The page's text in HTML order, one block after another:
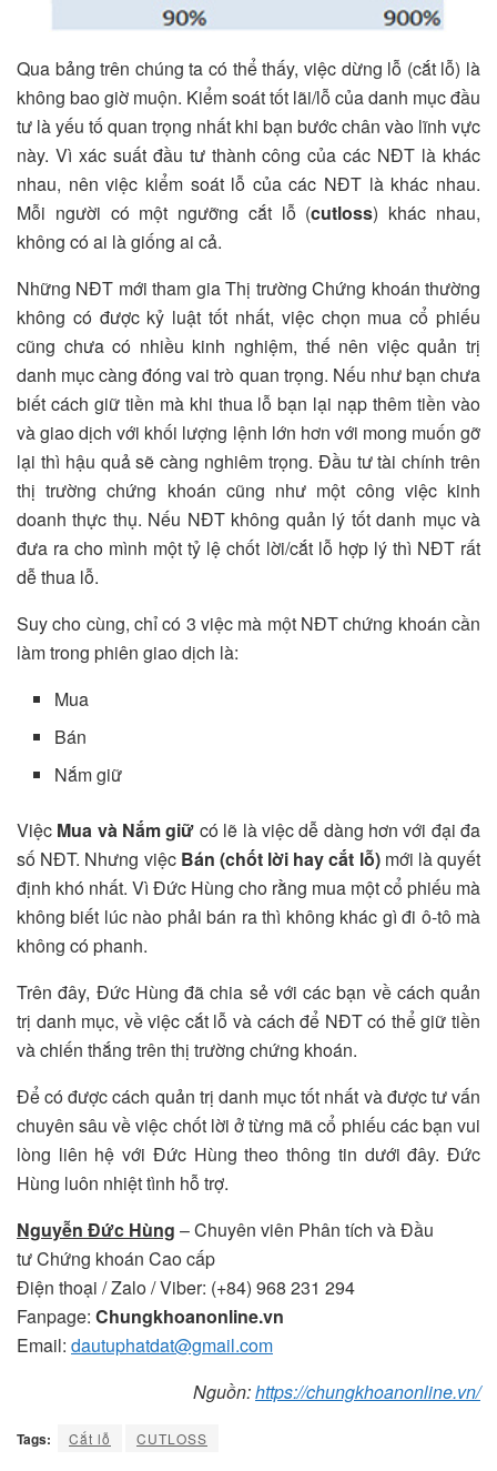
Qua bảng trên chúng ta có thể thấy, việc dừng lỗ (cắt lỗ) là
không bao giờ muộn. Kiểm soát tốt lãi/lỗ của danh mục đầu
tư là yếu tố quan trọng nhất khi bạn bước chân vào lĩnh vực
này. Vì xác suất đầu tư thành công của các NĐT là khác
nhau, nên việc kiểm soát lỗ của các NĐT là khác nhau.
Mỗi người có một ngưỡng cắt lỗ (cutloss) khác nhau,
không có ai là giống ai cả.
Những NĐT mới tham gia Thị trường Chứng khoán thường
không có được kỷ luật tốt nhất, việc chọn mua cổ phiếu
cũng chưa có nhiều kinh nghiệm, thế nên việc quản trị
danh mục càng đóng vai trò quan trọng. Nếu như bạn chưa
biết cách giữ tiền mà khi thua lỗ bạn lại nạp thêm tiền vào
và giao dịch với khối lượng lệnh lớn hơn với mong muốn gỡ
lại thì hậu quả sẽ càng nghiêm trọng. Đầu tư tài chính trên
thị trường chứng khoán cũng như một công việc kinh
doanh thực thụ. Nếu NĐT không quản lý tốt danh mục và
đưa ra cho mình một tỷ lệ chốt lời/cắt lỗ hợp lý thì NĐT rất
dễ thua lỗ.
Suy cho cùng, chỉ có 3 việc mà một NĐT chứng khoán cần
làm trong phiên giao dịch là:
Mua
Bán
Nắm giữ
Việc Mua và Nắm giữ có lẽ là việc dễ dàng hơn với đại đa
số NĐT. Nhưng việcBán (chốt lời hay cắt lỗ)mới là quyết
định khó nhất. Vì Đức Hùng cho rằng mua một cổ phiếu mà
không biết lúc nào phải bán ra thì không khác gì đi ô-tô mà
không có phanh.
Trên đây, Đức Hùng đã chia sẻ với các bạn về cách quản
trị danh mục, về việc cắt lỗ và cách để NĐT có thể giữ tiền
và chiến thắng trên thị trường chứng khoán.
Để có được cách quản trị danh mục tốt nhất và được tư vấn
chuyên sâu về việc chốt lời ở từng mã cổ phiếu các bạn vui
lòng liên hệ với Đức Hùng theo thông tin dưới đây. Đức
Hùng luôn nhiệt tình hỗ trợ.
Nguyễn Đức Hùng – Chuyên viên Phân tích và Đầu
tư Chứng khoán Cao cấp
Điện thoại / Zalo/Viber: (+84) 968 231 294
Fanpage: Chungkhoanonline.vn
Email: dautuphatdat@gmail.com
Nguồn:https://chungkhoanonline.vn/
Tags: Cắt lỗ CUTLOSS